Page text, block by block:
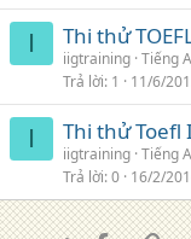
I Thi thử
iigtraining Tiếng
Trả lời 1 11/6/
I Thi thử Toefl
iigtraining Tiếng
Trả lời 0 16/2/